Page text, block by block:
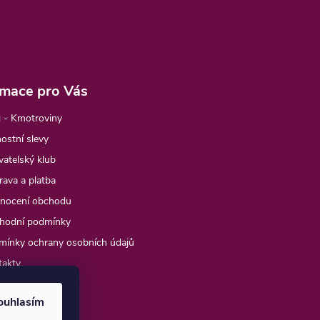
pro Vás
- Kmotroviny
slevy
klub
a platba
obchodu
podmínky
ochrany osobních údajů
objednávka